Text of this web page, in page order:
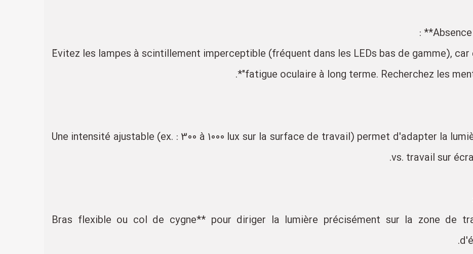
- Évitez les lampes à scintillement imperceptible (fréquent dans les LEDs bas de gamme),
fatigue oculaire à long terme. Recherchez les
- Une intensité ajustable (ex. : 300 à 1000 lux sur la surface de travail) permet d'adapter la
vs. travail sur
- **Bras flexible ou col de cygne** pour diriger la lumière précisément sur la zone de